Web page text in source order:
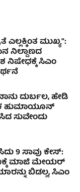
ಎಲ್ಲಕ್ಕಿಂತ ಮುಖ್ಯ":
ನಿಲ್ದಾಣದ
ನಿಷೇಧಕ್ಕೆ ಸಿಎಂ
ದುರ್ಬಲ, ಹೇಡಿ
ಹುಮಾಯೂನ್
ಸುವೇಂದು
9 ಸಾವು ಕೇಸ್:
ಮಾಜಿ ಮೇಯರ್
ಬಿಡಲ್ಲ, ಸಿಎಂ